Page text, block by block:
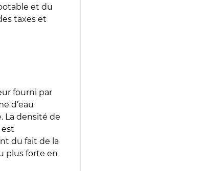
et du
taxes et
fourni par
d’eau
La densité de
du fait de la
plus forte en